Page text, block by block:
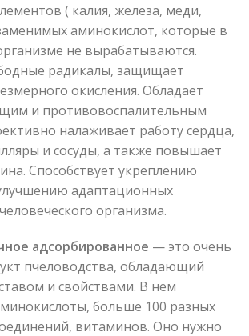
( калия, железа, меди,
аминокислот, которые в
не вырабатываются.
радикалы, защищает
окисления. Обладает
и противовоспалительным
налаживает работу сердца,
и сосуды, а также повышает
Способствует укреплению
адаптационных
организма.
адсорбированное — это очень
пчеловодства, обладающий
и свойствами. В нем
больше 100 разных
витаминов. Оно нужно